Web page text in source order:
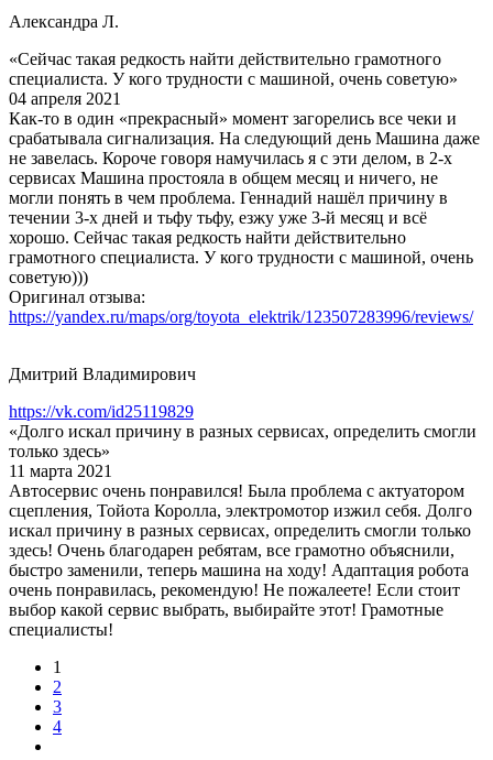
Александра Л.
«Сейчас такая редкость найти действительно грамотного
специалиста. У кого трудности с машиной, очень советую»
04 апреля 2021
Как-то в один «прекрасный» момент загорелись все чеки и
срабатывала сигнализация. На следующий день Машина даже
не завелась. Короче говоря намучилась я с эти делом, в 2-х
сервисах Машина простояла в общем месяц и ничего, не
могли понять в чем проблема. Геннадий нашёл причину в
течении 3-х дней и тьфу тьфу, езжу уже 3-й месяц и всё
хорошо. Сейчас такая редкость найти действительно
грамотного специалиста. У кого трудности с машиной, очень
советую)))
Оригинал отзыва:
https://yandex.ru/maps/org/toyota_elektrik/123507283996/reviews/
Дмитрий Владимирович
https://vk.com/id25119829
«Долго искал причину в разных сервисах, определить смогли
только здесь»
11 марта 2021
Автосервис очень понравился! Была проблема с актуатором
сцепления, Тойота Королла, электромотор изжил себя. Долго
искал причину в разных сервисах, определить смогли только
здесь! Очень благодарен ребятам, все грамотно объяснили,
быстро заменили, теперь машина на ходу! Адаптация робота
очень понравилась, рекомендую! Не пожалеете! Если стоит
выбор какой сервис выбрать, выбирайте этот! Грамотные
специалисты!
1
2
3
4